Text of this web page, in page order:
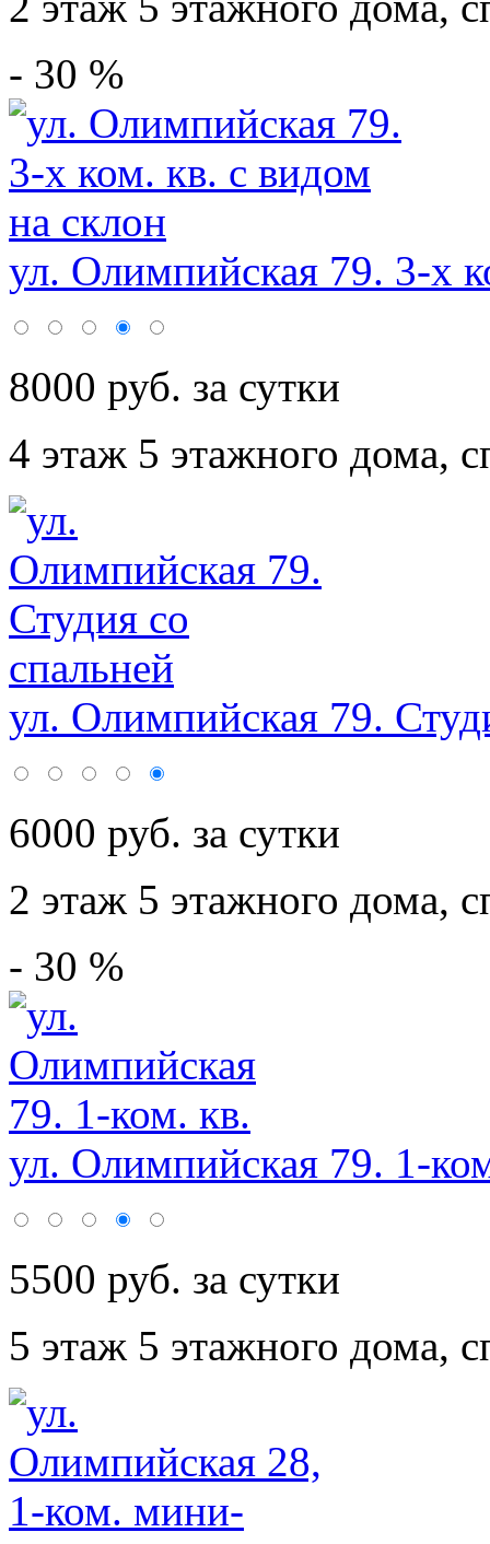
- 30 %
ул. Олимпийская 79. 3-х
8000 руб. за сутки
4 этаж 5 этажного дома,
ул. Олимпийская 79.
6000 руб. за сутки
2 этаж 5 этажного дома,
- 30 %
ул. Олимпийская 79. 1-
5500 руб. за сутки
5 этаж 5 этажного дома,